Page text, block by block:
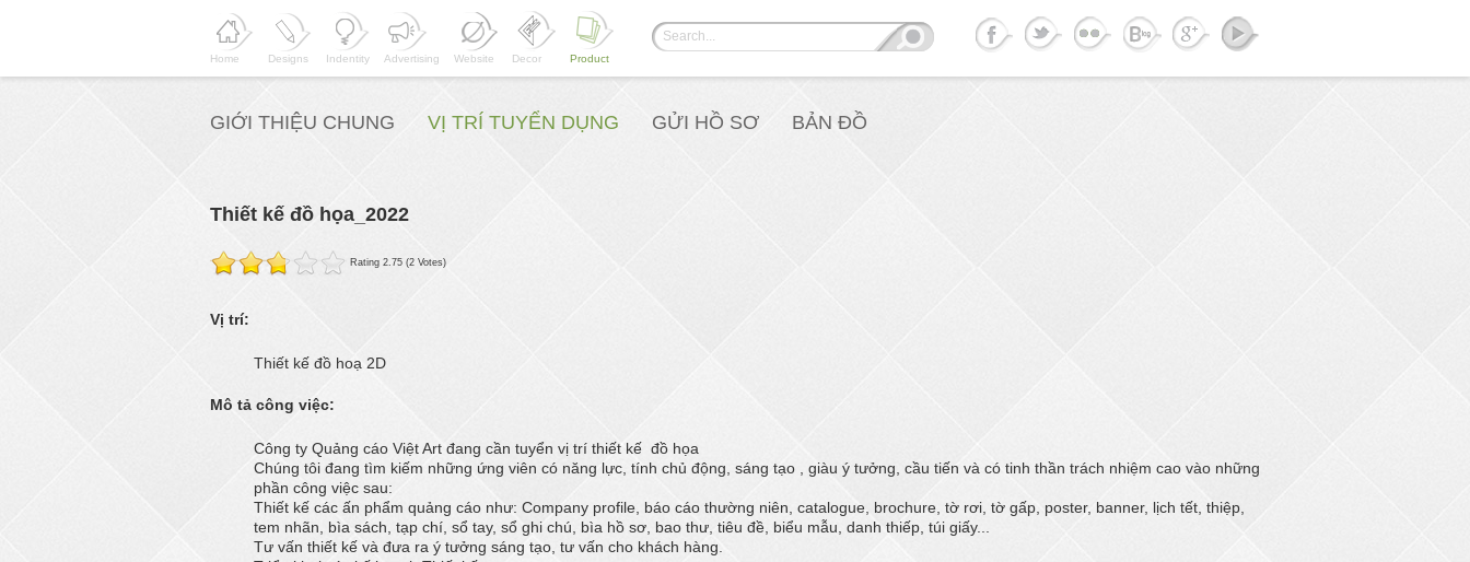
Home Designs Indentity Advertising Website Decor Product
GIỚI THIỆU CHUNG VỊ TRÍ TUYỂN DỤNG GỬI HỒ SƠ BẢN ĐỒ
Thiết kế đồ họa_2022
Rating 2.75 (2 Votes)
Vị trí:
Thiết kế đồ hoạ 2D
Mô tả công việc:
Công ty Quảng cáo Việt Art đang cần tuyển vị trí thiết kế đồ họa
Chúng tôi đang tìm kiếm những ứng viên có năng lực, tính chủ động, sáng tạo , giàu ý tưởng, cầu tiến và có tinh thần trách nhiệm cao vào những
phần công việc sau:
Thiết kế các ấn phẩm quảng cáo như: Company profile, báo cáo thường niên, catalogue, brochure, tờ rơi, tờ gấp, poster, banner, lịch tết, thiệp,
tem nhãn, bìa sách, tạp chí, sổ tay, sổ ghi chú, bìa hồ sơ, bao thư, tiêu đề, biểu mẫu, danh thiếp, túi giấy...
Tư vấn thiết kế và đưa ra ý tưởng sáng tạo, tư vấn cho khách hàng.